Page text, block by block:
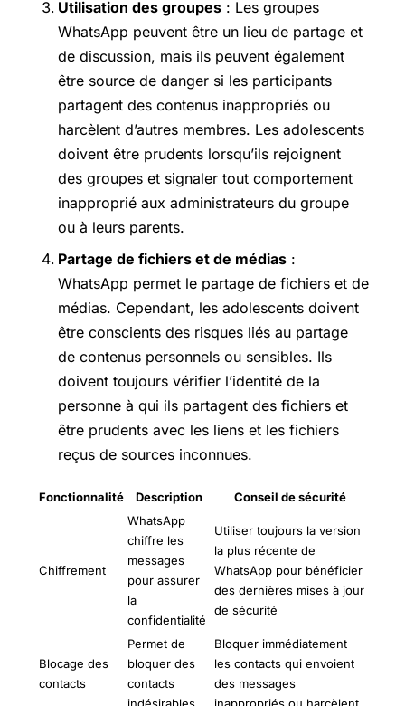
Utilisation des groupes : Les groupes
WhatsApp peuvent être un lieu de partage et
de discussion, mais ils peuvent également
être source de danger si les participants
partagent des contenus inappropriés ou
harcèlent d’autres membres. Les adolescents
doivent être prudents lorsqu’ils rejoignent
des groupes et signaler tout comportement
inapproprié aux administrateurs du groupe
ou à leurs parents.
Partage de fichiers et de médias :
WhatsApp permet le partage de fichiers et de
médias. Cependant, les adolescents doivent
être conscients des risques liés au partage
de contenus personnels ou sensibles. Ils
doivent toujours vérifier l’identité de la
personne à qui ils partagent des fichiers et
être prudents avec les liens et les fichiers
reçus de sources inconnues.
Fonctionnalité Description Conseil de sécurité
Chiffrement
WhatsApp
chiffre les
messages
pour assurer
la
confidentialité
Utiliser toujours la version
la plus récente de
WhatsApp pour bénéficier
des dernières mises à jour
de sécurité
Blocage des
contacts
Permet de
bloquer des
contacts
Bloquer immédiatement
les contacts qui envoient
des messages